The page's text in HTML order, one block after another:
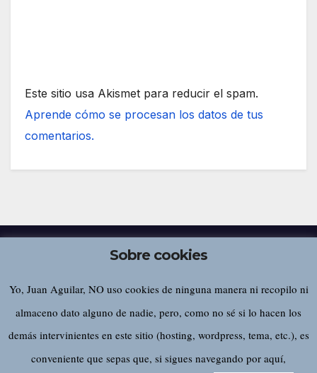
Este sitio usa Akismet para reducir el spam.
Aprende cómo se procesan los datos de tus
comentarios.
Juan Aguilar
Funciona gracias a WordPress|Tema:Newsupde Themeansar
Sobre cookies
Yo, Juan Aguilar, NO uso cookies de ninguna manera ni recopilo ni
almaceno dato alguno de nadie, pero, como no sé si lo hacen los
demás intervinientes en este sitio (hosting, wordpress, tema, etc.), es
conveniente que sepas que, si sigues navegando por aquí,